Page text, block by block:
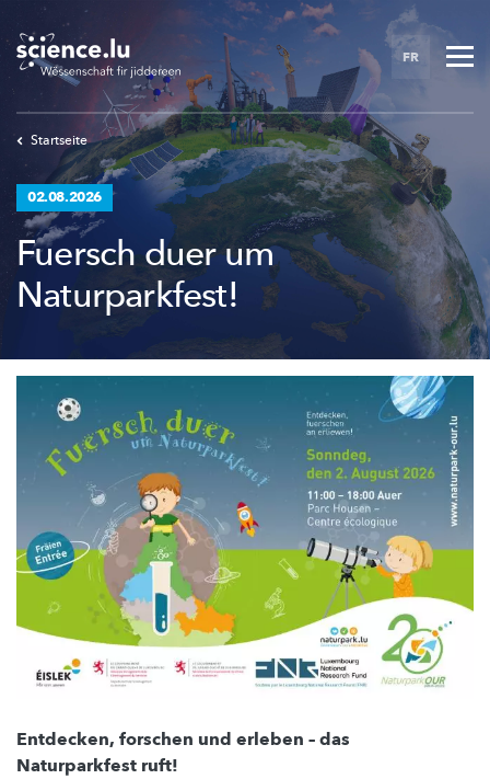
to
main
content
FR
Startseite
02.08.2026
Fuersch duer um
Naturparkfest!
Entdecken, forschen und erleben – das
Naturparkfest ruft!